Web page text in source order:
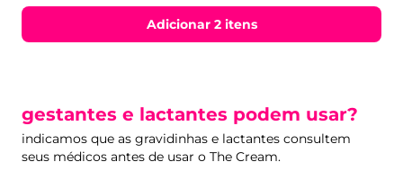
Adicionar 2 itens
gestantes e lactantes podem usar?
indicamos que as gravidinhas e lactantes consultem
seus médicos antes de usar o The Cream.